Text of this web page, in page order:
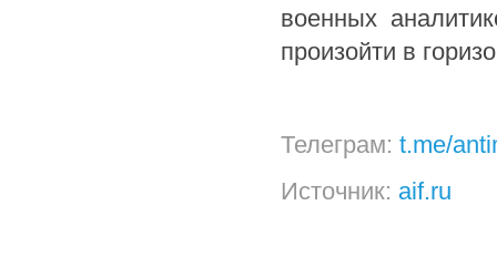
военных
произойти в
Телеграм: t.me/
Источник: aif.ru